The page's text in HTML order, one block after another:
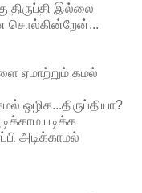
திருப்தி இல்லை
சொல்கின்றேன்...
ஏமாற்றும் கமல்
ஒழிக...திருப்தியா?
படிக்க
அடிக்காமல்